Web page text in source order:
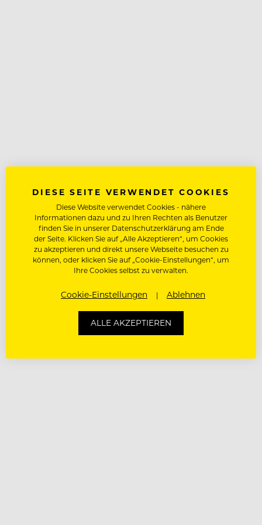
DIESE SEITE VERWENDET COOKIES
Diese Website verwendet Cookies - nähere
Informationen dazu und zu Ihren Rechten als Benutzer
finden Sie in unserer Datenschutzerklärung am Ende
der Seite. Klicken Sie auf „Alle Akzeptieren“, um Cookies
zu akzeptieren und direkt unsere Webseite besuchen zu
können, oder klicken Sie auf „Cookie-Einstellungen“, um
Ihre Cookies selbst zu verwalten.
Cookie-Einstellungen Ablehnen
ALLE AKZEPTIEREN